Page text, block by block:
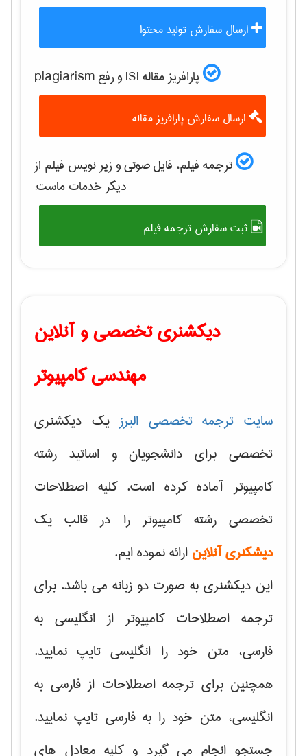
ارسال سفارش تولید محتوا
پارافریز مقاله ISI و رفع plagiarism
ارسال سفارش پارافریز مقاله
ترجمه فیلم، فایل صوتی و زیر نویس فیلم از
دیگر خدمات ماست:
ثبت سفارش ترجمه فیلم
دیکشنری تخصصی و آنلاین
مهندسی کامپیوتر
سایت ترجمه تخصصی البرزیک دیکشنری
تخصصی برای دانشجویان و اساتید رشته
کامپیوتر آماده کرده است. کلیه اصطلاحات
تخصصی رشته کامپیوتر را در قالب یک
دیشکنری آنلاین ارائه نموده ایم.
این دیکشنری به صورت دو زبانه می باشد. برای
ترجمه اصطلاحات کامپیوتر از انگلیسی به
فارسی، متن خود را انگلیسی تایپ نمایید.
همچنین برای ترجمه اصطلاحات از فارسی به
انگلیسی، متن خود را به فارسی تایپ نمایید.
جستجو انجام می گیرد و کلیه معادل های